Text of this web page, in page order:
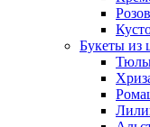
Букеты из